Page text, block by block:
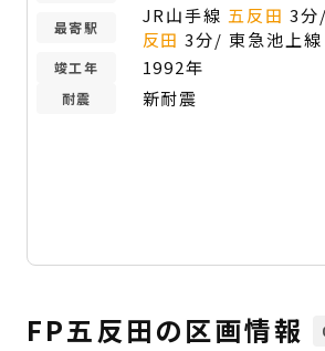
最寄駅
JR山手線 五反田 3分
反田 3分/ 東急池上線
竣工年 1992年
耐震 新耐震
FP五反田の区画情報